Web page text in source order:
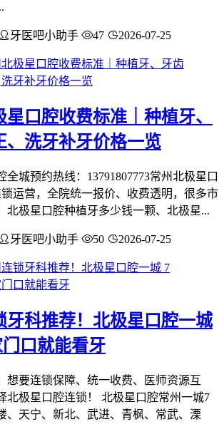
牙医吧小助手 47 2026-07-25
星口腔收费标准｜种植牙、
、洗牙补牙价格一览
全城预约热线：13791807773常州北极星口
运营，全院统一报价、收费透明，很多市
北极星口腔种植牙多少钱一颗、北极星...
牙医吧小助手 50 2026-07-25
牙科推荐！北极星口腔一城
口就能看牙
想要连锁保障、统一收费、医师资源互
北极星口腔连锁！ 北极星口腔常州一城7
、天宁、新北、武进、青枫、常武、溧